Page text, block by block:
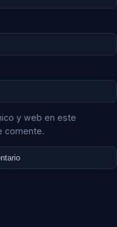
y web en este
comente.